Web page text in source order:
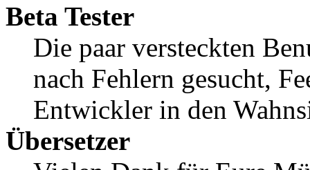
Beta Tester
Die paar versteckten
nach Fehlern gesucht,
Entwickler in den
Übersetzer